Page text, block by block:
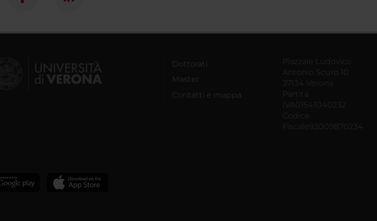
Dottorati
Master
Contatti e mappa
Piazzale Ludovico
Antonio Scuro 10
37134 Verona
Partita
IVA01541040232
Codice
Fiscale93009870234